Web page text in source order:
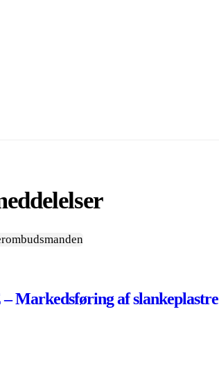
Markedsføring af slankeplastre